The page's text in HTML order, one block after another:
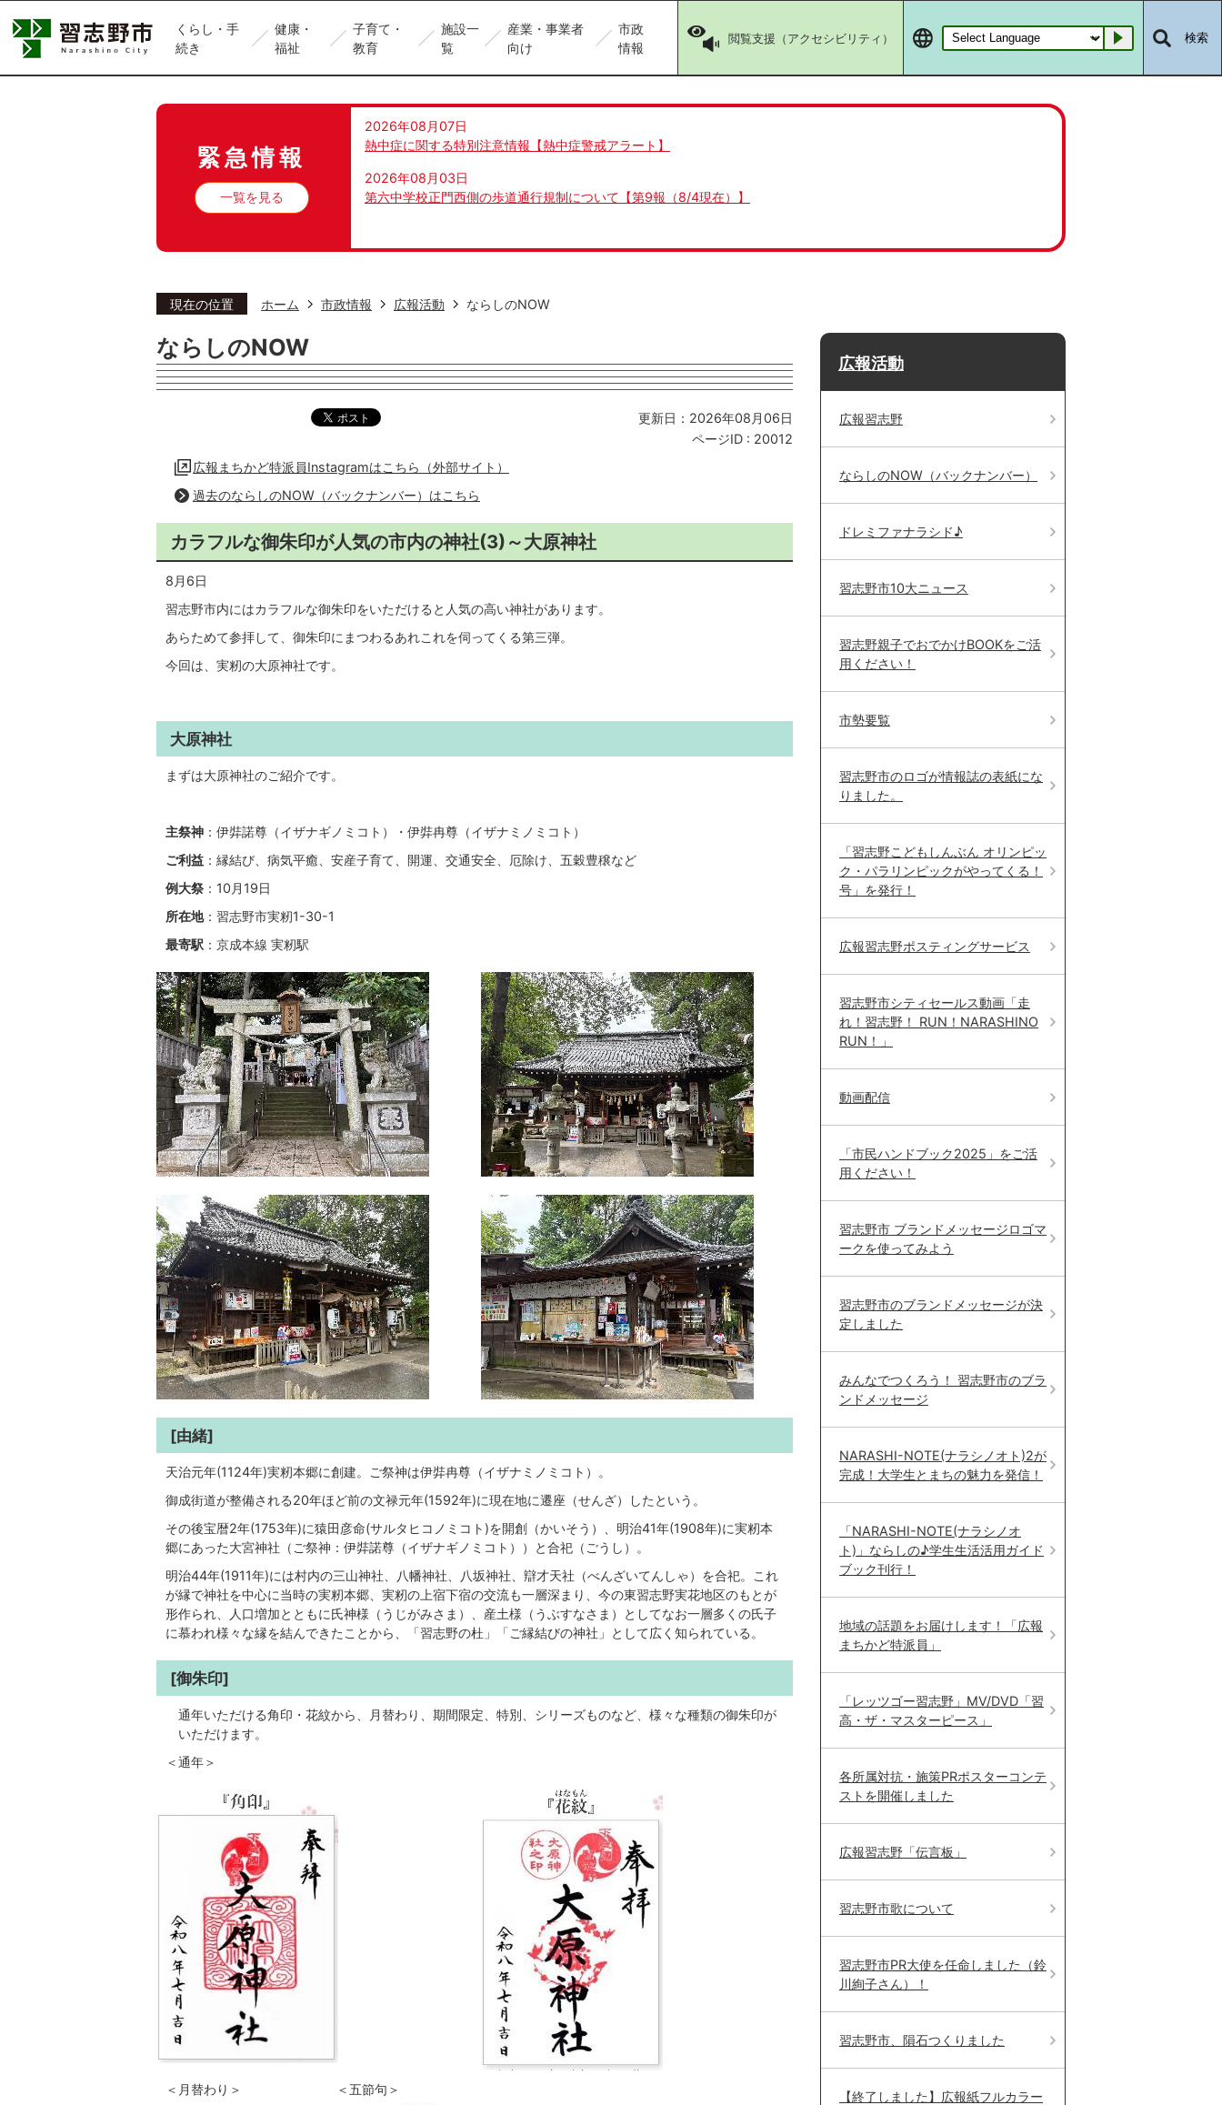
くらし・手
続き
健康・
福祉
子育て・
教育
施設一
覧
産業・事業者
向け
市政
情報
閲覧支援（アクセシビリティ） Go 検索
緊急情報
一覧を見る
2026年08月07日
熱中症に関する特別注意情報【熱中症警戒アラート】
2026年08月03日
第六中学校正門西側の歩道通行規制について【第9報（8/4現在）】
現在の位置 ホーム 市政情報 広報活動 ならしのNOW
ならしのNOW
更新日：2026年08月06日
ページID : 20012
広報まちかど特派員Instagramはこちら（外部サイト）
過去のならしのNOW（バックナンバー）はこちら
カラフルな御朱印が人気の市内の神社(3)～大原神社
8月6日
習志野市内にはカラフルな御朱印をいただけると人気の高い神社があります。
あらためて参拝して、御朱印にまつわるあれこれを伺ってくる第三弾。
今回は、実籾の大原神社です。
大原神社
まずは大原神社のご紹介です。
主祭神 ：伊弉諾尊（イザナギノミコト）・伊弉冉尊（イザナミノミコト）
ご利益 ：縁結び、病気平癒、安産子育て、開運、交通安全、厄除け、五穀豊穣など
例大祭 ：10月19日
所在地：習志野市実籾1-30-1
最寄駅 ：京成本線 実籾駅
[由緒]
天治元年(1124年)実籾本郷に創建。ご祭神は伊弉冉尊（イザナミノミコト）。
御成街道が整備される20年ほど前の文禄元年(1592年)に現在地に遷座（せんざ）したという。
その後宝暦2年(1753年)に猿田彦命(サルタヒコノミコト)を開創（かいそう）、明治41年(1908年)に実籾本
郷にあった大宮神社（ご祭神：伊弉諾尊（イザナギノミコト））と合祀（ごうし）。
明治44年(1911年)には村内の三山神社、八幡神社、八坂神社、辯才天社（べんざいてんしゃ）を合祀。これ
が縁で神社を中心に当時の実籾本郷、実籾の上宿下宿の交流も一層深まり、今の東習志野実花地区のもとが
形作られ、人口増加とともに氏神様（うじがみさま）、産土様（うぶすなさま）としてなお一層多くの氏子
に慕われ様々な縁を結んできたことから、「習志野の杜」「ご縁結びの神社」として広く知られている。
[御朱印]
通年いただける角印・花紋から、月替わり、期間限定、特別、シリーズものなど、様々な種類の御朱印が
いただけます。
＜通年＞
＜月替わり＞ ＜五節句＞
広報活動
広報習志野
ならしのNOW（バックナンバー）
ドレミファナラシド♪
習志野市10大ニュース
習志野親子でおでかけBOOKをご活
用ください！
市勢要覧
習志野市のロゴが情報誌の表紙にな
りました。
「習志野こどもしんぶん オリンピッ
ク・パラリンピックがやってくる！
号」を発行！
広報習志野ポスティングサービス
習志野市シティセールス動画「走
れ！習志野！ RUN！NARASHINO
RUN！」
動画配信
「市民ハンドブック2025」をご活
用ください！
習志野市 ブランドメッセージロゴマ
ークを使ってみよう
習志野市のブランドメッセージが決
定しました
みんなでつくろう！ 習志野市のブラ
ンドメッセージ
NARASHI-NOTE(ナラシノオト)2が
完成！大学生とまちの魅力を発信！
「NARASHI-NOTE(ナラシノオ
ト)」ならしの♪学生生活活用ガイド
ブック刊行！
地域の話題をお届けします！「広報
まちかど特派員」
「レッツゴー習志野」MV/DVD「習
高・ザ・マスターピース」
各所属対抗・施策PRポスターコンテ
ストを開催しました
広報習志野「伝言板」
習志野市歌について
習志野市PR大使を任命しました（鈴
川絢子さん）！
習志野市、隕石つくりました
【終了しました】広報紙フルカラー